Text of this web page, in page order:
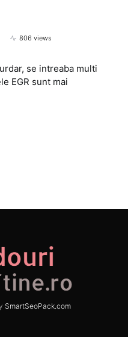
806 views
se intreaba multi
EGR sunt mai
SmartSeoPack.com